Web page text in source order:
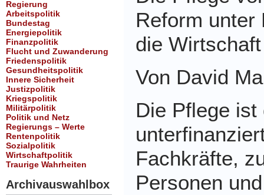
Regierung
Arbeitspolitik
Bundestag
Energiepolitik
Finanzpolitik
Flucht und Zuwanderung
Friedenspolitik
Gesundheitspolitik
Innere Sicherheit
Justizpolitik
Kriegspolitik
Militärpolitik
Politik und Netz
Regierungs – Werte
Rentenpolitik
Sozialpolitik
Wirtschaftpolitik
Traurige Wahrheiten
Archivauswahlbox
Reform unter
die
Von David
Die Pflege
Fachkräfte,
Personen